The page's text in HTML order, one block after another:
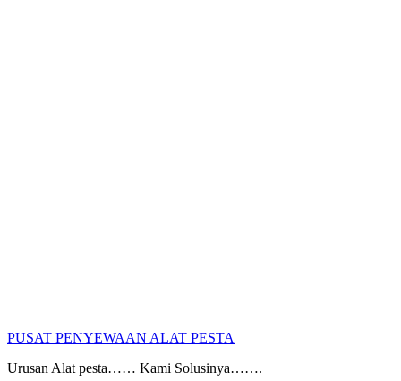
PUSAT PENYEWAAN ALAT PESTA
Urusan Alat pesta…… Kami Solusinya…….